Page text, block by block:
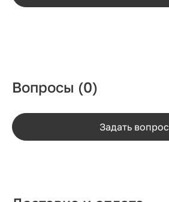
Вопросы (0)
Задать вопрос